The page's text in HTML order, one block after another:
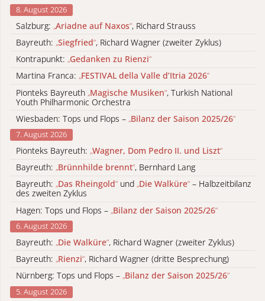
8. August 2026
Salzburg: „Ariadne auf Naxos“, Richard Strauss
Bayreuth: „Siegfried“, Richard Wagner (zweiter Zyklus)
Kontrapunkt: „Gedanken zu Rienzi“
Martina Franca: „FESTIVAL della Valle d’Itria 2026“
Pionteks Bayreuth „Magische Musiken“, Turkish National
Youth Philharmonic Orchestra
Wiesbaden: Tops und Flops – „Bilanz der Saison 2025/26“
7. August 2026
Pionteks Bayreuth: „Wagner, Dom Pedro II. und Liszt“
Bayreuth: „Brünnhilde brennt“, Bernhard Lang
Bayreuth: „Das Rheingold“ und „Die Walküre“ – Halbzeitbilanz
des zweiten Zyklus
Hagen: Tops und Flops – „Bilanz der Saison 2025/26“
6. August 2026
Bayreuth: „Die Walküre“, Richard Wagner (zweiter Zyklus)
Bayreuth: „Rienzi“, Richard Wagner (dritte Besprechung)
Nürnberg: Tops und Flops – „Bilanz der Saison 2025/26“
5. August 2026